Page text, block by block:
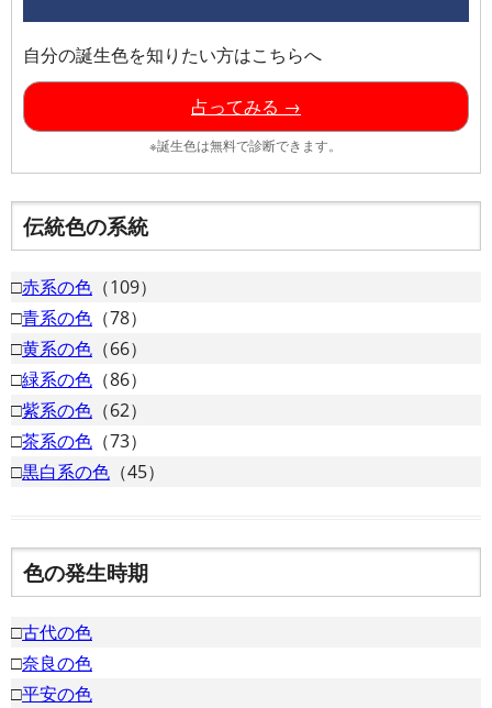
自分の誕生色を知りたい方はこちらへ
占ってみる →
※誕生色は無料で診断できます。
伝統色の系統
□赤系の色 （109）
□青系の色 （78）
□黄系の色 （66）
□緑系の色 （86）
□紫系の色 （62）
□茶系の色 （73）
□黒白系の色 （45）
色の発生時期
□古代の色
□奈良の色
□平安の色